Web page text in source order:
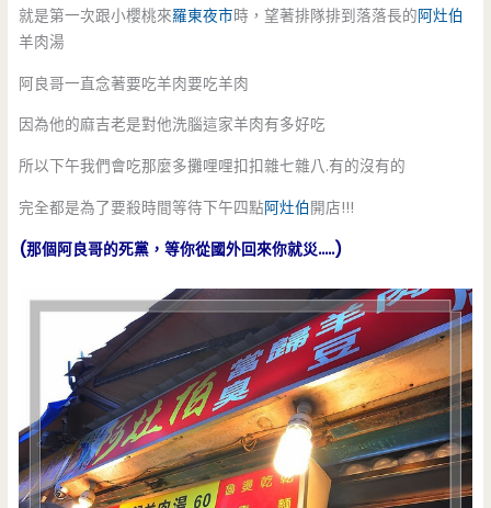
就是第一次跟小櫻桃來羅東夜市時，望著排隊排到落落長的阿灶伯
羊肉湯
阿良哥一直念著要吃羊肉要吃羊肉
因為他的麻吉老是對他洗腦這家羊肉有多好吃
所以下午我們會吃那麼多攤哩哩扣扣雜七雜八.有的沒有的
完全都是為了要殺時間等待下午四點阿灶伯開店!!!
(那個阿良哥的死黨，等你從國外回來你就災…..)